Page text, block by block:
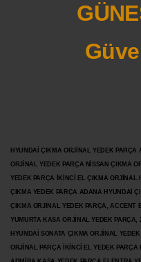
HYUNDAİ ÇIKMA ORJİNAL YEDEK
ORJİNAL YEDEK PARÇA NİSSAN ÇIKMA
YEDEK PARÇA İKİNCİ EL ÇIKMA ORJİNAL
ÇIKMA YEDEK PARÇA ADANA HYUNDAİ
ÇIKMA ORJİNAL YEDEK PARÇA, ACCENT
YUMURTA KASA ORJİNAL YEDEK PARÇA,
HYUNDAİ SONATA ÇIKMA ORJİNAL
ORJİNAL PARÇA İKİNCİ EL YEDEK